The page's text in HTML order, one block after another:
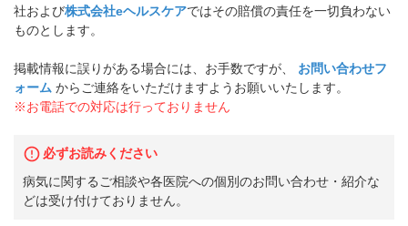
社および株式会社eヘルスケアではその賠償の責任を一切負わない
ものとします。
掲載情報に誤りがある場合には、お手数ですが、
お問い合わせフ
ォーム からご連絡をいただけますようお願いいたします。
※お電話での対応は行っておりません
必ずお読みください
病気に関するご相談や各医院への個別のお問い合わせ・紹介な
どは受け付けておりません。